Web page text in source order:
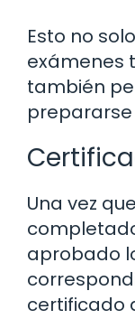
Esto no
exámenes
también
Una vez
aprobado
certificado